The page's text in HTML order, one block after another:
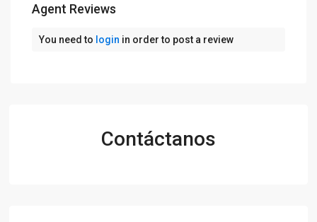
Agent Reviews
You need to login in order to post a review
Contáctanos